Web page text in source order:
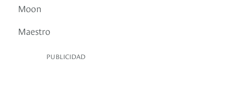
Moon
Maestro
PUBLICIDAD